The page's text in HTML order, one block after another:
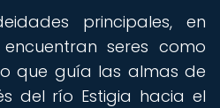
principales, en
seres como
que guía las almas de
del río Estigia hacia el